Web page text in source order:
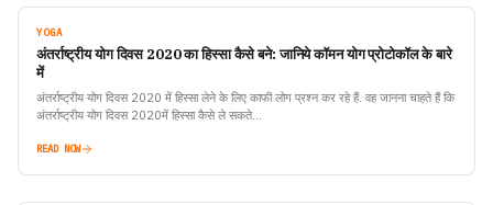
YOGA
अंतर्राष्ट्रीय योग दिवस 2020 का हिस्सा कैसे बने: जानिये कॉमन योग प्रोटोकॉल के बारे
में
अंतर्राष्ट्रीय योग दिवस 2020 में हिस्सा लेने के लिए काफी लोग प्रश्न कर रहे हैं. वह जानना चाहते हैं कि
अंतर्राष्ट्रीय योग दिवस 2020में हिस्सा कैसे ले सकते…
READ NOW